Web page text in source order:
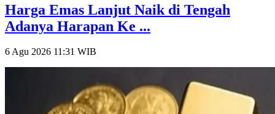
Harga Emas Lanjut Naik di Tengah
Adanya Harapan Ke ...
6 Agu 2026 11:31 WIB